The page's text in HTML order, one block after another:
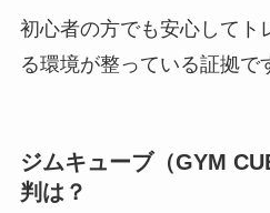
初心者の方でも安心してト
る環境が整っている証拠で
ジムキューブ（GYM
判は？